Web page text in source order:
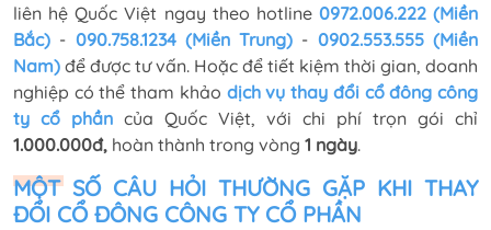
liên hệ Quốc Việt ngay theo hotline 0972.006.222 (Miền
Bắc) - 090.758.1234 (Miền Trung) - 0902.553.555 (Miền
Nam) để được tư vấn. Hoặc để tiết kiệm thời gian, doanh
nghiệp có thể tham khảo dịch vụ thay đổi cổ đông công
ty cổ phần của Quốc Việt, với chi phí trọn gói chỉ
1.000.000đ, hoàn thành trong vòng 1 ngày.
MỘT SỐ CÂU HỎI THƯỜNG GẶP KHI THAY
ĐỔI CỔ ĐÔNG CÔNG TY CỔ PHẦN